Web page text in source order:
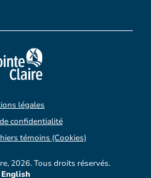
2026. Tous droits réservés.
légales
confidentialité
témoins (Cookies)
English